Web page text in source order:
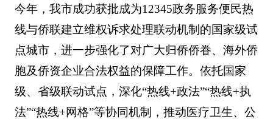
今年，我市成功获批成为12345政务服务便民热
线与侨联建立维权诉求处理联动机制的国家级试
点城市，进一步强化了对广大归侨侨眷、海外侨
胞及侨资企业合法权益的保障工作。依托国家
级、省级联动试点，深化“热线+政法”“热线+执
法”“热线+网格”等协同机制，推动医疗卫生、公